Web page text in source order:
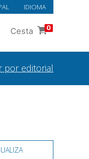
IDIOMA
Cesta 0
por editorial